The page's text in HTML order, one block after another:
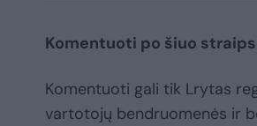
Komentuoti po šiuo
Komentuoti gali tik Lrytas
vartotojų bendruomenės ir